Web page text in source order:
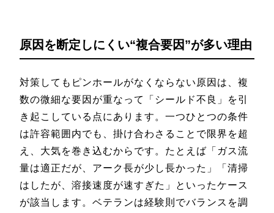
原因を断定しにくい“複合要因”が多い理由
対策してもピンホールがなくならない原因は、複
数の微細な要因が重なって「シールド不良」を引
き起こしている点にあります。一つひとつの条件
は許容範囲内でも、掛け合わさることで限界を超
え、大気を巻き込むからです。たとえば「ガス流
量は適正だが、アーク長が少し長かった」「清掃
はしたが、溶接速度が速すぎた」といったケース
が該当します。ベテランは経験則でバランスを調